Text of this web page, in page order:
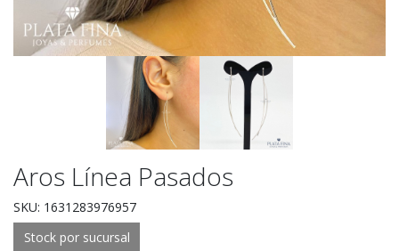
Aros Línea Pasados
SKU: 1631283976957
Stock por sucursal